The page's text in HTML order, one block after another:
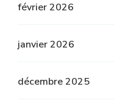
février 2026
janvier 2026
décembre 2025